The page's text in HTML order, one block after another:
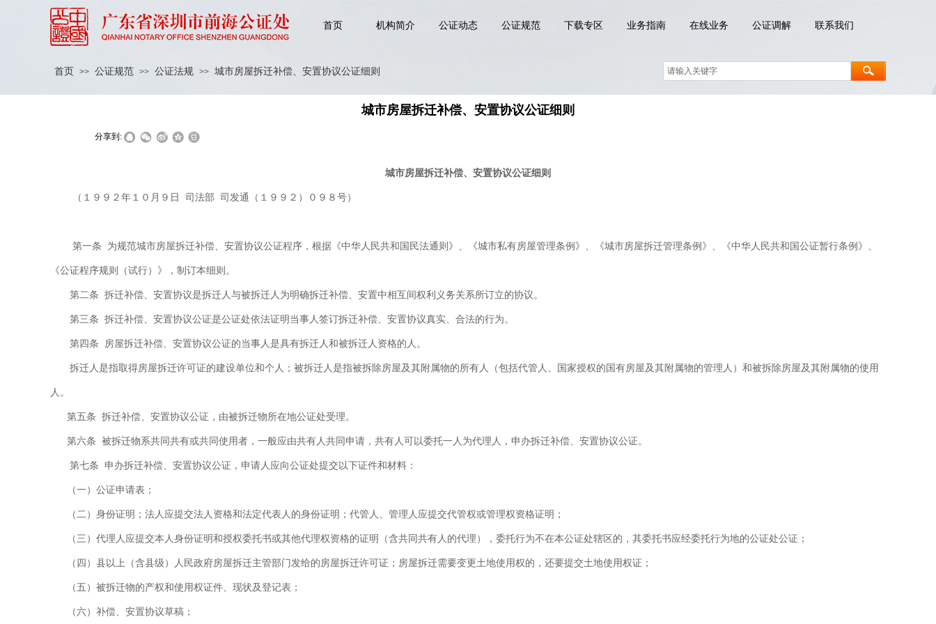
首页 机构简介 公证动态 公证规范 下载专区 业务指南 在线业务 公证调解 联系我们
首页 >> 公证规范 >> 公证法规 >> 城市房屋拆迁补偿、安置协议公证细则
城市房屋拆迁补偿、安置协议公证细则
分享到:
城市房屋拆迁补偿、安置协议公证细则
（１９９２年１０月９日 司法部 司发通（１９９２）０９８号）
第一条 为规范城市房屋拆迁补偿、安置协议公证程序，根据《中华人民共和国民法通则》、《城市私有房屋管理条例》、《城市房屋拆迁管理条例》、《中华人民共和国公证暂行条例》、
《公证程序规则（试行）》，制订本细则。
第二条 拆迁补偿、安置协议是拆迁人与被拆迁人为明确拆迁补偿、安置中相互间权利义务关系所订立的协议。
第三条 拆迁补偿、安置协议公证是公证处依法证明当事人签订拆迁补偿、安置协议真实、合法的行为。
第四条 房屋拆迁补偿、安置协议公证的当事人是具有拆迁人和被拆迁人资格的人。
拆迁人是指取得房屋拆迁许可证的建设单位和个人；被拆迁人是指被拆除房屋及其附属物的所有人（包括代管人、国家授权的国有房屋及其附属物的管理人）和被拆除房屋及其附属物的使用
人。
第五条 拆迁补偿、安置协议公证，由被拆迁物所在地公证处受理。
第六条 被拆迁物系共同共有或共同使用者，一般应由共有人共同申请，共有人可以委托一人为代理人，申办拆迁补偿、安置协议公证。
第七条 申办拆迁补偿、安置协议公证，申请人应向公证处提交以下证件和材料：
（一）公证申请表；
（二）身份证明；法人应提交法人资格和法定代表人的身份证明；代管人、管理人应提交代管权或管理权资格证明；
（三）代理人应提交本人身份证明和授权委托书或其他代理权资格的证明（含共同共有人的代理），委托行为不在本公证处辖区的，其委托书应经委托行为地的公证处公证；
（四）县以上（含县级）人民政府房屋拆迁主管部门发给的房屋拆迁许可证；房屋拆迁需要变更土地使用权的，还要提交土地使用权证；
（五）被拆迁物的产权和使用权证件、现状及登记表；
（六）补偿、安置协议草稿；